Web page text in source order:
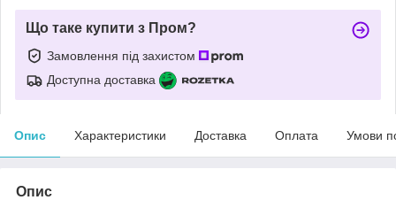
Що таке купити з Пром?
Замовлення під захистом
Доступна доставка
Опис Характеристики Доставка Оплата Умови
Опис